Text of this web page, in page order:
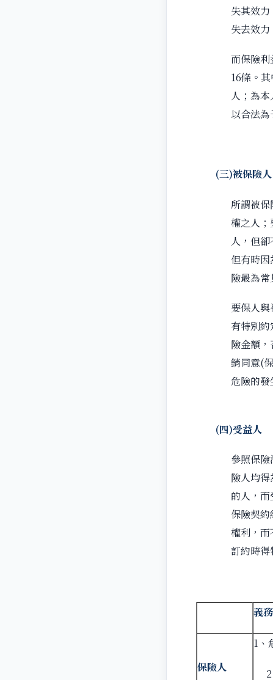
失其效
失去效力
而保險
16條。
人；為
以合法為
(三)被保險人
所謂被
權之人
人，但
但有時
險最為常
要保人
有特別
險金額
銷同意(
危險的發
(四)受益人
參照保
險人均
的人，
保險契
權利，
訂約時得
義務
保險人
1、